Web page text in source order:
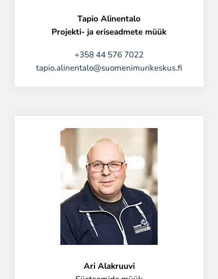
Tapio Alinentalo
Projekti- ja eriseadmete müük
+358 44 576 7022
tapio.alinentalo@suomenimurikeskus.fi
Ari Alakruuvi